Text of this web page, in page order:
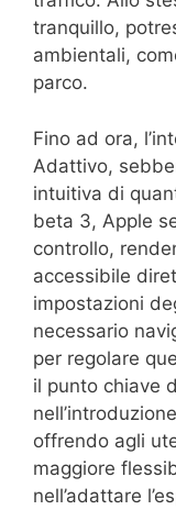
tranquillo,
ambientali,
parco.
Fino ad ora,
Adattivo,
intuitiva di
beta 3, Apple
controllo,
accessibile
impostazioni
necessario
per regolare
il punto chiave
offrendo agli
maggiore
nell’adattare